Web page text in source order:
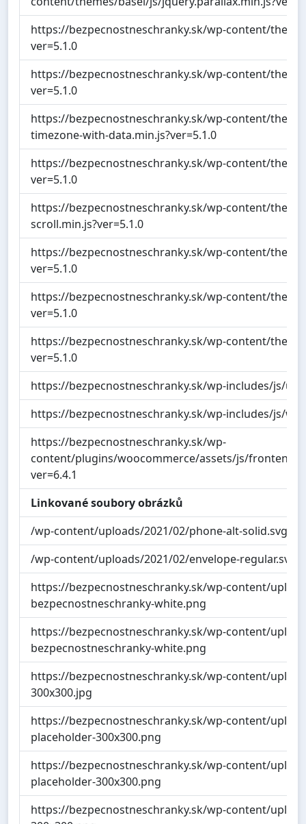
https://bezpecnostneschranky.sk/wp-content/
ver=5.1.0
https://bezpecnostneschranky.sk/wp-content/
ver=5.1.0
https://bezpecnostneschranky.sk/wp-content/
timezone-with-data.min.js?ver=5.1.0
https://bezpecnostneschranky.sk/wp-content/
ver=5.1.0
https://bezpecnostneschranky.sk/wp-content/
scroll.min.js?ver=5.1.0
https://bezpecnostneschranky.sk/wp-content/
ver=5.1.0
https://bezpecnostneschranky.sk/wp-content/
ver=5.1.0
https://bezpecnostneschranky.sk/wp-content/
ver=5.1.0
https://bezpecnostneschranky.sk/wp-includes/js/
https://bezpecnostneschranky.sk/wp-includes/js/wp-
https://bezpecnostneschranky.sk/wp-
content/plugins/woocommerce/assets/js/frontend/
ver=6.4.1
Linkované soubory obrázků
/wp-content/uploads/2021/02/phone-alt-solid.svg
/wp-content/uploads/2021/02/envelope-regular.svg
https://bezpecnostneschranky.sk/wp-content/
bezpecnostneschranky-white.png
https://bezpecnostneschranky.sk/wp-content/
bezpecnostneschranky-white.png
https://bezpecnostneschranky.sk/wp-content/
300x300.jpg
https://bezpecnostneschranky.sk/wp-content/
placeholder-300x300.png
https://bezpecnostneschranky.sk/wp-content/
placeholder-300x300.png
https://bezpecnostneschranky.sk/wp-content/